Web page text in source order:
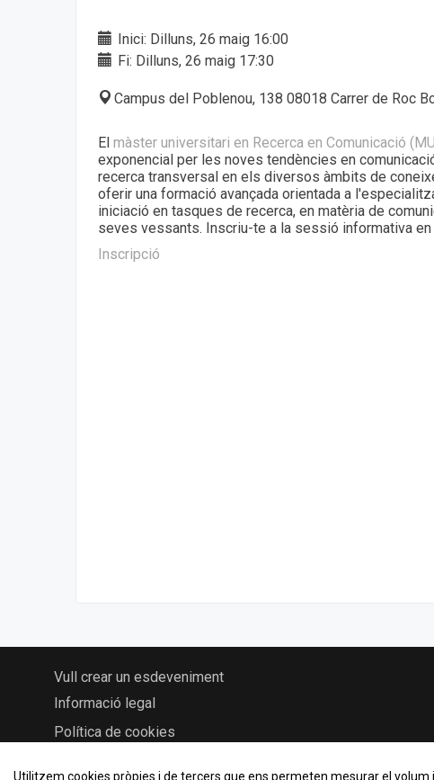
Utilitzem cookies pròpies i de tercers que ens permeten mesurar el
Inici: Dilluns, 26 maig 16:00
Fi: Dilluns, 26 maig 17:30
Campus del Poblenou, 138 08018 Carrer de Roc
El màster universitari en Recerca en Comunicació
exponencial per les noves tendències en
recerca transversal en els diversos àmbits de
oferir una formació avançada orientada a
iniciació en tasques de recerca, en matèria de
seves vessants. Inscriu-te a la sessió informativa en
Inscripció
Vull crear un esdeveniment
Informació legal
Política de cookies